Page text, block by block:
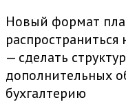
Новый формат
— сделать
дополнительных
бухгалтерию